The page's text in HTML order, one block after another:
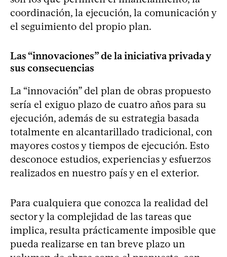
coordinación, la ejecución, la comunicación y
el seguimiento del propio plan.
Las “innovaciones” de la iniciativa privada y
sus consecuencias
La “innovación” del plan de obras propuesto
sería el exiguo plazo de cuatro años para su
ejecución, además de su estrategia basada
totalmente en alcantarillado tradicional, con
mayores costos y tiempos de ejecución. Esto
desconoce estudios, experiencias y esfuerzos
realizados en nuestro país y en el exterior.
Para cualquiera que conozca la realidad del
sector y la complejidad de las tareas que
implica, resulta prácticamente imposible que
pueda realizarse en tan breve plazo un